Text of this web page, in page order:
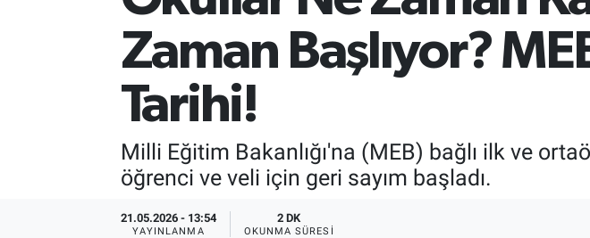
Zaman Başlıyor?
Tarihi!
Milli Eğitim Bakanlığı'na (MEB) bağlı ilk ve
öğrenci ve veli için geri sayım başladı.
21.05.2026 - 13:54
YAYINLANMA
2 DK
OKUNMA SÜRESI